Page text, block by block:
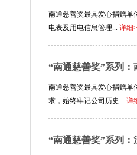
南通慈善奖最具爱心捐赠
电表及用电信息管理... 详细>
“南通慈善奖”系列
南通慈善奖最具爱心捐赠
求，始终牢记公司历史... 详
“南通慈善奖”系列